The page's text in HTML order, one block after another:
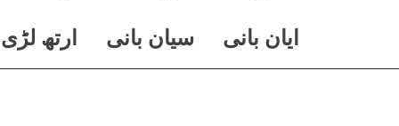
ايان بانی سيان بانی ارتھ لڑی